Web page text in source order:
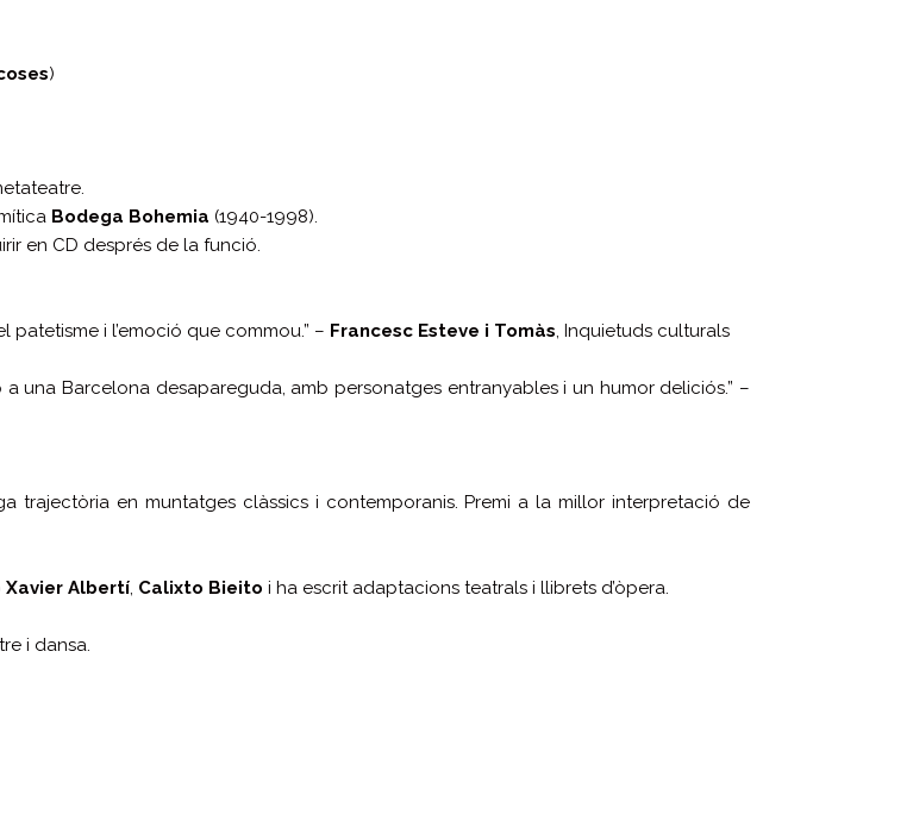
)
Bodega Bohemia (1940-1998).
en CD després de la funció.
patetisme i l’emoció que commou.” – Francesc Esteve i Tomàs, Inquietuds culturals
una Barcelona desapareguda, amb personatges entranyables i un humor deliciós.” –
trajectòria en muntatges clàssics i contemporanis. Premi a la millor interpretació de
Xavier Albertí, Calixto Bieito i ha escrit adaptacions teatrals i llibrets d’òpera.
i dansa.